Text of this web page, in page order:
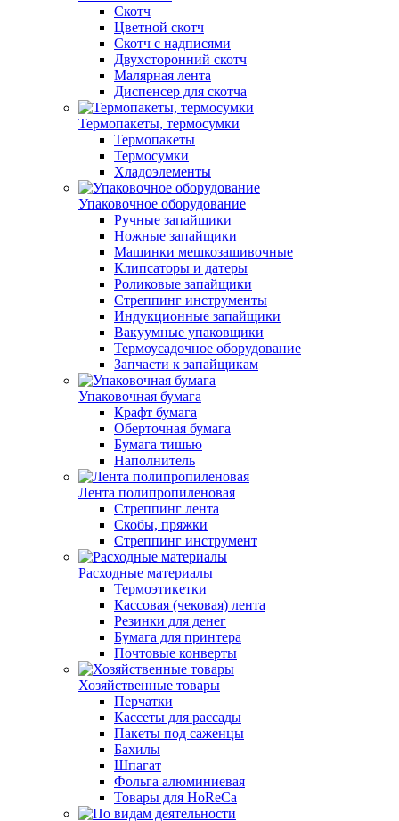
Скотч
Цветной скотч
Скотч с надписями
Двухсторонний скотч
Малярная лента
Диспенсер для скотча
Термопакеты, термосумки
Термопакеты
Термосумки
Хладоэлементы
Упаковочное оборудование
Ручные запайщики
Ножные запайщики
Машинки мешкозашивочные
Клипсаторы и датеры
Роликовые запайщики
Стреппинг инструменты
Индукционные запайщики
Вакуумные упаковщики
Термоусадочное оборудование
Запчасти к запайщикам
Упаковочная бумага
Крафт бумага
Оберточная бумага
Бумага тишью
Наполнитель
Лента полипропиленовая
Стреппинг лента
Скобы, пряжки
Стреппинг инструмент
Расходные материалы
Термоэтикетки
Кассовая (чековая) лента
Резинки для денег
Бумага для принтера
Почтовые конверты
Хозяйственные товары
Перчатки
Кассеты для рассады
Пакеты под саженцы
Бахилы
Шпагат
Фольга алюминиевая
Товары для HoReCa